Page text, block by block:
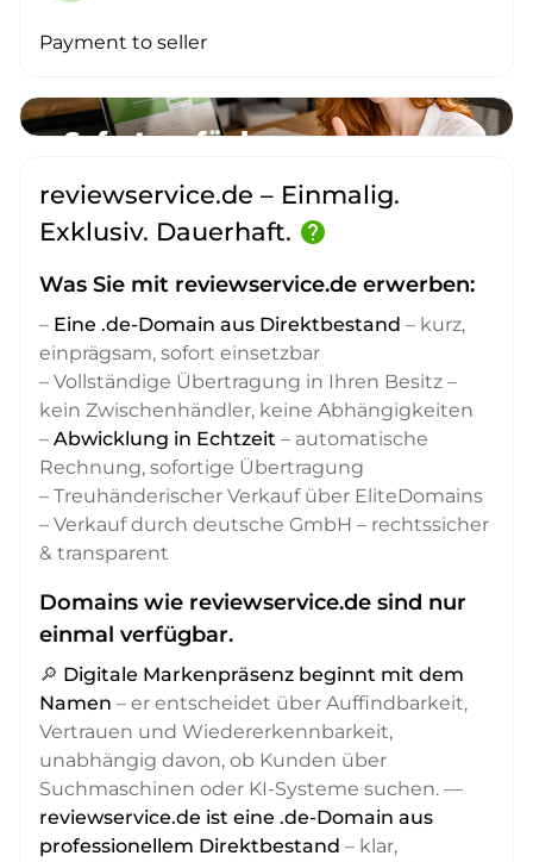
Payment to seller
reviewservice.de – Einmalig.
Exklusiv. Dauerhaft. help
Was Sie mit reviewservice.de erwerben:
– Eine .de-Domain aus Direktbestand – kurz,
einprägsam, sofort einsetzbar
– Vollständige Übertragung in Ihren Besitz –
kein Zwischenhändler, keine Abhängigkeiten
– Abwicklung in Echtzeit – automatische
Rechnung, sofortige Übertragung
– Treuhänderischer Verkauf über EliteDomains
– Verkauf durch deutsche GmbH – rechtssicher
& transparent
Domains wie reviewservice.de sind nur
einmal verfügbar.
🔎 Digitale Markenpräsenz beginnt mit dem
Namen – er entscheidet über Auffindbarkeit,
Vertrauen und Wiedererkennbarkeit,
unabhängig davon, ob Kunden über
Suchmaschinen oder KI-Systeme suchen. —
reviewservice.de ist eine .de-Domain aus
professionellem Direktbestand – klar,